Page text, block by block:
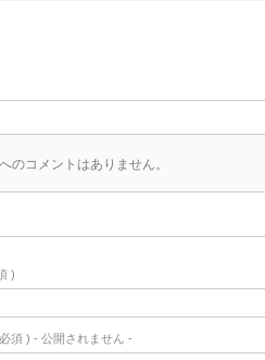
のコメントはありません。
)
須 ) - 公開されません -